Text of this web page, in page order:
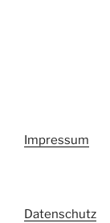
Impressum
Datenschutz